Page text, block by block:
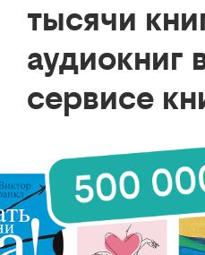
тысячи
аудиокниг
сервисе